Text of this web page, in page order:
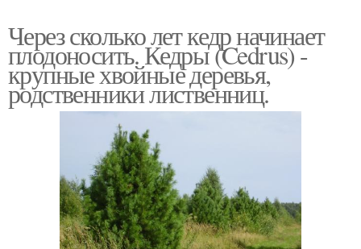
Через сколько лет кедр начинает
плодоносить. Кедры (Cedrus) -
крупные хвойные деревья,
родственники лиственниц.